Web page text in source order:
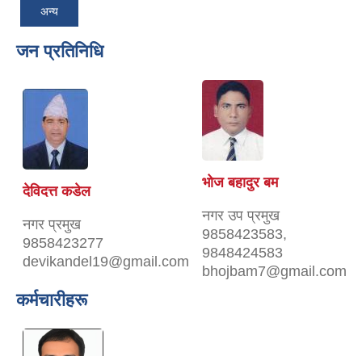
अन्य
जन प्रतिनिधि
देविदत्त कडेल
नगर प्रमुख
9858423277
devikandel19@gmail.com
भोज बहादुर बम
नगर उप प्रमुख
9858423583,
9848424583
bhojbam7@gmail.com
कर्मचारीहरू